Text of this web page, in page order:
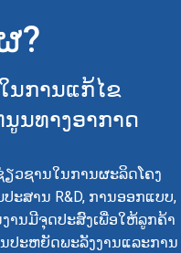
?
ນການແກ້ໄຂ
ນທາງອາກາດ
ຽວຊານໃນການຜະລິດໂຄງ
ະສານ R&D, ການອອກແບບ,
ານມີຈຸດປະສົງເພື່ອໃຫ້ລູກຄ້າ
ປະຫຍັດພະລັງງານແລະການ